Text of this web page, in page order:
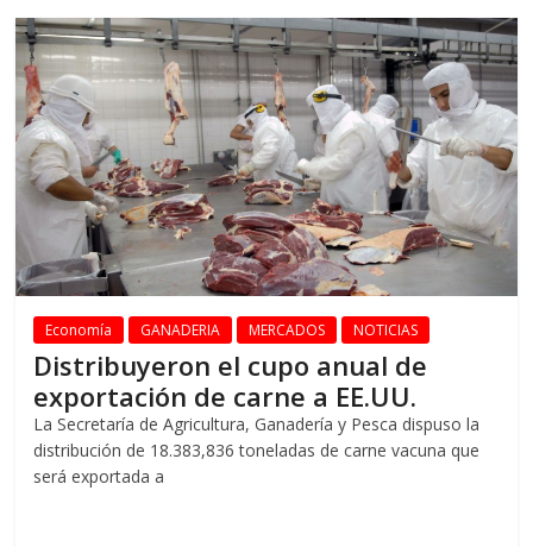
Economía GANADERIA MERCADOS NOTICIAS
Distribuyeron el cupo anual de
exportación de carne a EE.UU.
La Secretaría de Agricultura, Ganadería y Pesca dispuso la
distribución de 18.383,836 toneladas de carne vacuna que
será exportada a